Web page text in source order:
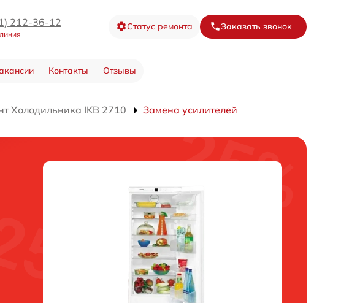
212-36-12 Статус ремонта Заказать звонок
Контакты Отзывы
Холодильника IKB 2710 Замена усилителей